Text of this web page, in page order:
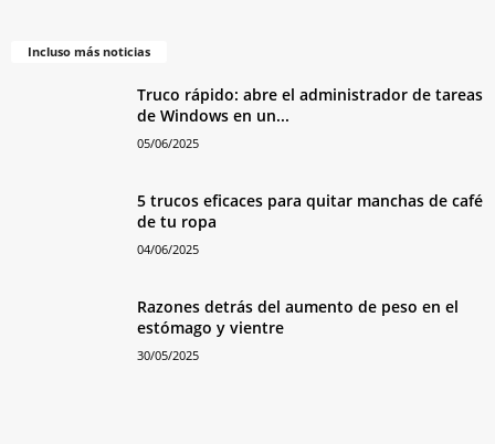
Incluso más noticias
Truco rápido: abre el administrador de tareas
de Windows en un...
05/06/2025
5 trucos eficaces para quitar manchas de café
de tu ropa
04/06/2025
Razones detrás del aumento de peso en el
estómago y vientre
30/05/2025